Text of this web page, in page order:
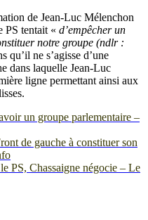
de Jean-Luc Mélenchon
PS tentait « d’empêcher un
notre groupe (ndlr :
qu’il ne s’agisse d’une
dans laquelle Jean-Luc
ligne permettant ainsi aux
un groupe parlementaire –
de gauche à constituer son
PS, Chassaigne négocie – Le